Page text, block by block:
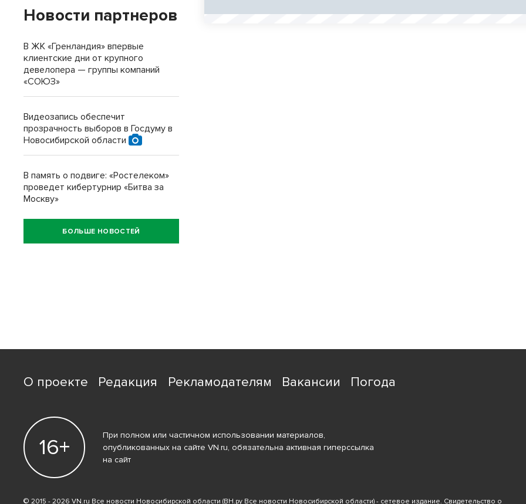
Новости партнеров
В ЖК «Гренландия» впервые
клиентские дни от крупного
девелопера — группы компаний
«СОЮЗ»
Видеозапись обеспечит
прозрачность выборов в Госдуму в
Новосибирской области
В память о подвиге: «Ростелеком»
проведет кибертурнир «Битва за
Москву»
БОЛЬШЕ НОВОСТЕЙ
О проекте Редакция Рекламодателям Вакансии Погода
16+
При полном или частичном использовании материалов,
опубликованных на сайте VN.ru, обязательна активная гиперссылка
на сайт
© 2015 - 2026 VN.ru Все новости Новосибирской области (ВН.ру Все новости Новосибирской области) - сетевое издание. Свидетельство о